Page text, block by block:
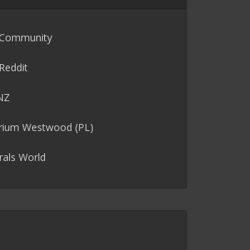
Westwood (PL)
World